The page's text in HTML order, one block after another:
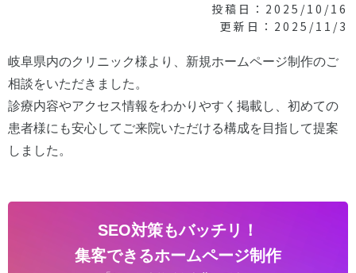
投稿日：2025/10/16
更新日：2025/11/3
岐阜県内のクリニック様より、新規ホームページ制作のご
相談をいただきました。
診療内容やアクセス情報をわかりやすく掲載し、初めての
患者様にも安心してご来院いただける構成を目指して提案
しました。
SEO対策もバッチリ！
集客できるホームページ制作